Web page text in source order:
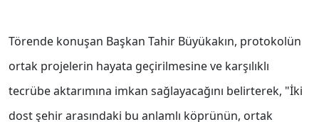
Törende konuşan Başkan Tahir Büyükakın, protokolün
ortak projelerin hayata geçirilmesine ve karşılıklı
tecrübe aktarımına imkan sağlayacağını belirterek, "İki
dost şehir arasındaki bu anlamlı köprünün, ortak